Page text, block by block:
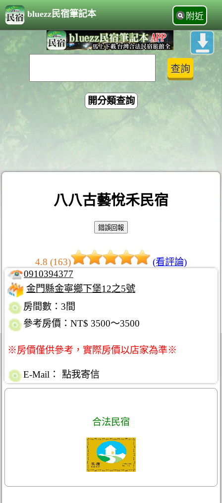
bluezz民宿筆記本 附近
開分類查詢
八八古藝悅禾民宿
4.8 (163)
(看評論)
0910394377
金門縣金寧鄉下堡12之5號
房間數：3間
參考房價：NT$ 3500～3500
※房價僅供參考，實際房價以店家為準※
E-Mail： 點我寄信
合法民宿